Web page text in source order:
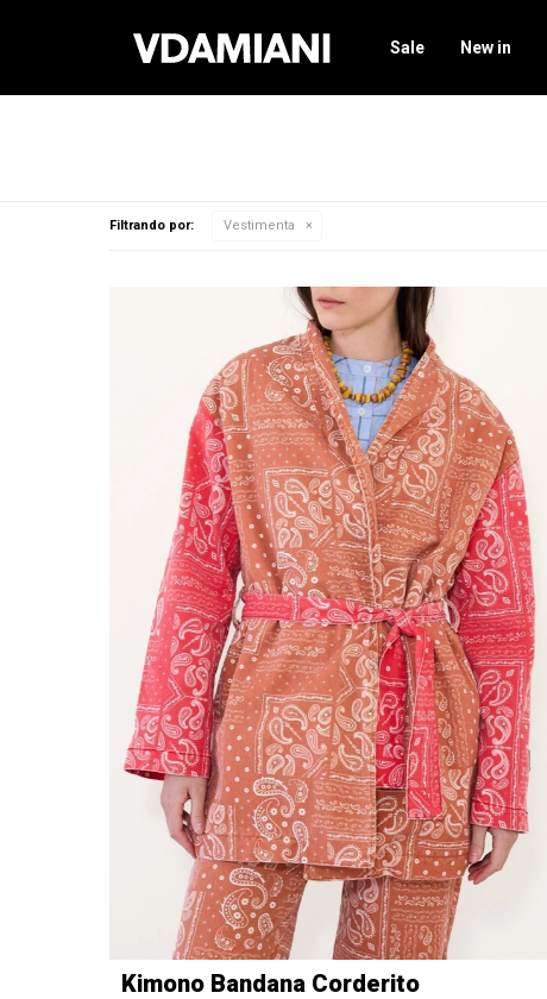
Sale New in
Filtrando por: Vestimenta
Kimono Bandana Corderito